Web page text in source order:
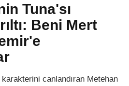
Tuna'sı
Beni Mert
canlandıran Metehan